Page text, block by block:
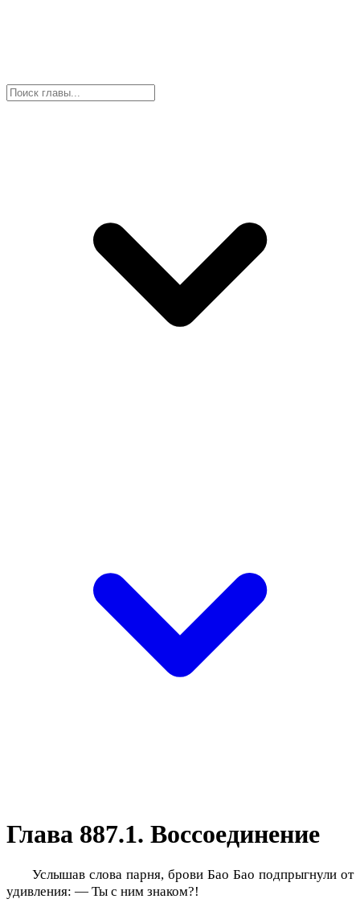
Глава 887.1. Воссоединение
Услышав слова парня, брови Бао Бао подпрыгнули от
удивления: — Ты с ним знаком?!